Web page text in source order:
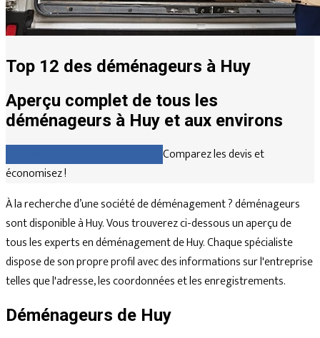
Top 12 des déménageurs à Huy
Aperçu complet de tous les
déménageurs à Huy et aux environs
Comparez les devis et
économisez !
À la recherche d’une société de déménagement ? déménageurs
sont disponible à Huy. Vous trouverez ci-dessous un aperçu de
tous les experts en déménagement de Huy. Chaque spécialiste
dispose de son propre profil avec des informations sur l'entreprise
telles que l'adresse, les coordonnées et les enregistrements.
Déménageurs de Huy